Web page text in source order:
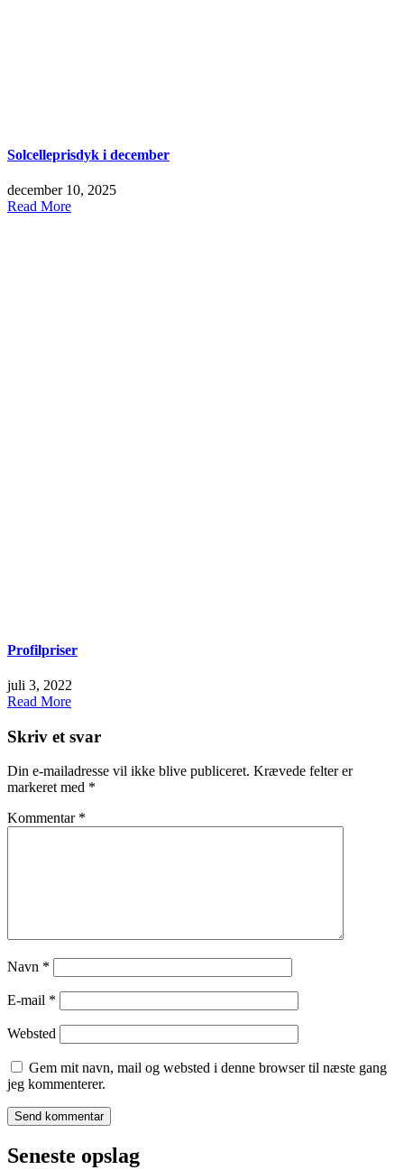
Solcelleprisdyk i december
december 10, 2025
Read More
Profilpriser
juli 3, 2022
Read More
Skriv et svar
Din e-mailadresse vil ikke blive publiceret. Krævede felter er
markeret med *
Kommentar *
Navn *
E-mail *
Websted
Gem mit navn, mail og websted i denne browser til næste gang
jeg kommenterer.
Seneste opslag